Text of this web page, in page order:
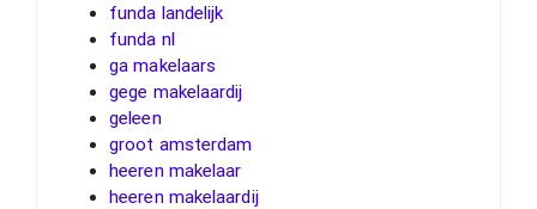
funda landelijk
funda nl
ga makelaars
gege makelaardij
geleen
groot amsterdam
heeren makelaar
heeren makelaardij